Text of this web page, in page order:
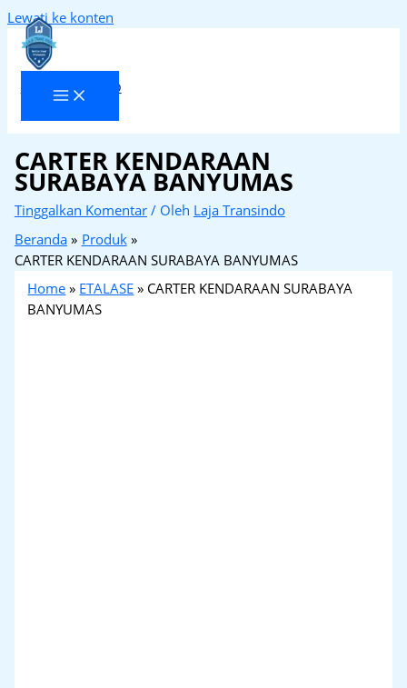
Lewati ke konten
Laja Transindo
CARTER KENDARAAN
SURABAYA BANYUMAS
Tinggalkan Komentar / Oleh Laja Transindo
Beranda
Produk
CARTER KENDARAAN SURABAYA BANYUMAS
Home » ETALASE » CARTER KENDARAAN SURABAYA
BANYUMAS